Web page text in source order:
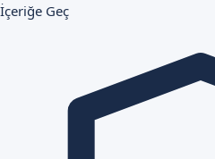
İçeriğe Geç